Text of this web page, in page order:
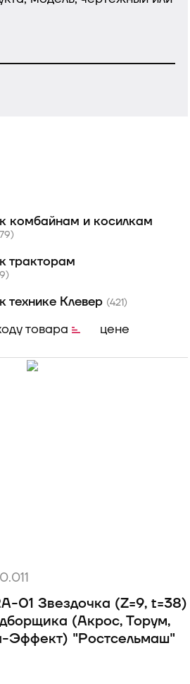
комбайнам и косилкам
тракторам
технике Клевер (421)
товара цене
01 Звездочка (Z=9, t=38)
(Акрос, Торум,
Эффект) "Ростсельмаш"